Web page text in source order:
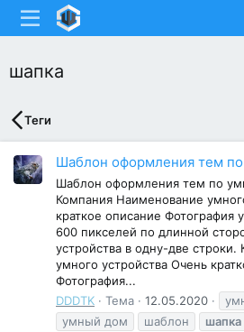
шапка
Теги
Шаблон оформления тем
Шаблон оформления тем по
Компания Наименование
краткое описание Фотография
600 пикселей по длинной
устройства в одну-две
умного устройства Очень
Фотография...
DDDTK
Тема 12.05.2020
умный дом
шаблон шапка